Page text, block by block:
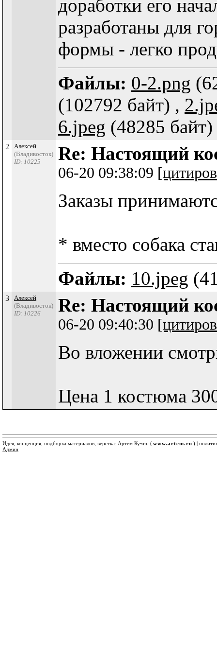
доработки его
разработаны для
формы - легко
Файлы: 0-2.png
(102792 байт) ,
6.jpeg (48285
2
Алексей
(Владивосток)
ID: 10225
Re: Настоящий
06-20 09:38:09
Заказы
* вместо собака
Файлы: 10.jpeg
3
Алексей
(Владивосток)
ID: 10226
Re: Настоящий
06-20 09:40:30
Во вложении
Цена 1 костюма
Идея, концепция, подборка материалов, верстка: Артем Кучин (www.artem.ru ) |
Админ